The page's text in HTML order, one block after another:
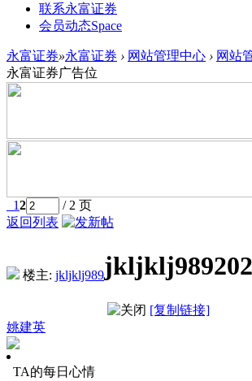
联系永富证券
会员动态Space
永富证券»永富证券 › 网站管理中心 › 网站
永富证券广告位
12
/ 2 页
返回列表
楼主: jkljklj989
[复制链接]
姚建英
TA的每日心情